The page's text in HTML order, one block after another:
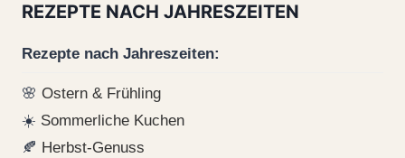
REZEPTE NACH JAHRESZEITEN
Rezepte nach Jahreszeiten:
🌸 Ostern & Frühling
☀️ Sommerliche Kuchen
🍂 Herbst-Genuss